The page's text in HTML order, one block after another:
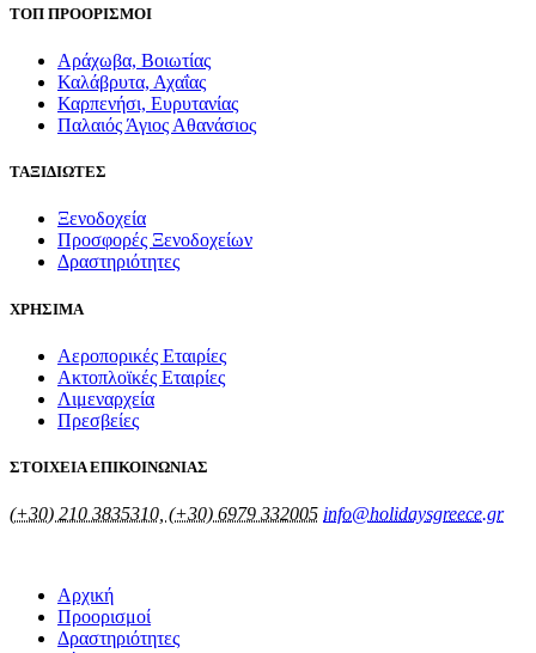
ΤΟΠ ΠΡΟΟΡΙΣΜΟΙ
Αράχωβα, Βοιωτίας
Καλάβρυτα, Αχαΐας
Καρπενήσι, Ευρυτανίας
Παλαιός Άγιος Αθανάσιος
ΤΑΞΙΔΙΩΤΕΣ
Ξενοδοχεία
Προσφορές Ξενοδοχείων
Δραστηριότητες
ΧΡΗΣΙΜΑ
Αεροπορικές Εταιρίες
Ακτοπλοϊκές Εταιρίες
Λιμεναρχεία
Πρεσβείες
ΣΤΟΙΧΕΙΑ ΕΠΙΚΟΙΝΩΝΙΑΣ
(+30) 210 3835310, (+30) 6979 332005 info@holidaysgreece.gr
Αρχική
Προορισμοί
Δραστηριότητες